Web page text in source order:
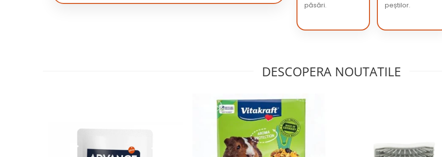
păsări.
peștilor.
DESCOPERA NOUTATILE